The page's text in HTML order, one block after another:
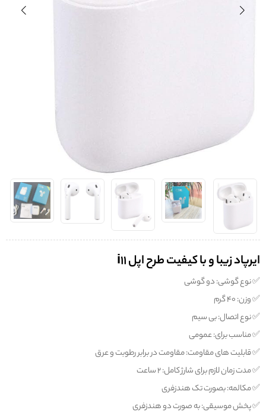
ایرپاد زیبا و با کیفیت طرح اپل i11
✅️ نوع گوشی: دو گوشی
✅️ وزن: 40 گرم
✅️ نوع اتصال: بی سیم
✅️ مناسب برای: عمومی
✅️ قابلیت های مقاومت: مقاومت در برابر رطوبت و عرق
✅️ مدت زمان لازم برای شارژ کامل: 2 ساعت
✅️ مکالمه: بصورت تک هندزفری
✅️ پخش موسیقی: به صورت دو هندزفری